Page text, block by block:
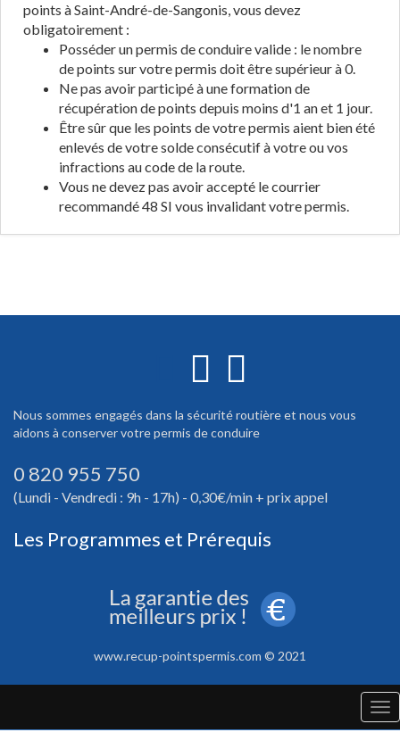
points à Saint-André-de-Sangonis, vous devez
obligatoirement :
Posséder un permis de conduire valide : le nombre
de points sur votre permis doit être supérieur à 0.
Ne pas avoir participé à une formation de
récupération de points depuis moins d'1 an et 1 jour.
Être sûr que les points de votre permis aient bien été
enlevés de votre solde consécutif à votre ou vos
infractions au code de la route.
Vous ne devez pas avoir accepté le courrier
recommandé 48 SI vous invalidant votre permis.
Nous sommes engagés dans la sécurité routière et nous vous
aidons à conserver votre permis de conduire
0 820 955 750
(Lundi - Vendredi : 9h - 17h) - 0,30€/min + prix appel
Les Programmes et Prérequis
www.recup-pointspermis.com © 2021